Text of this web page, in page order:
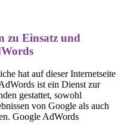
zu Einsatz und
hat auf dieser Internetseite
ist ein Dienst zur
gestattet, sowohl
von Google als auch
Google AdWords